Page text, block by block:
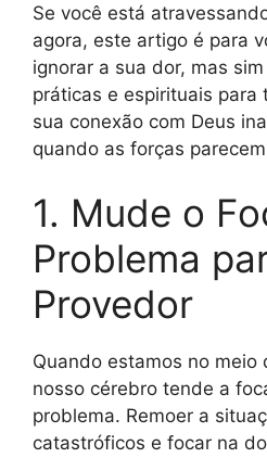
Se você está
agora, este artigo é para
ignorar a sua dor, mas
práticas e espirituais para
sua conexão com Deus
quando as forças
1. Mude o
Problema
Provedor
Quando estamos no
nosso cérebro tende a
problema. Remoer a
catastróficos e focar na